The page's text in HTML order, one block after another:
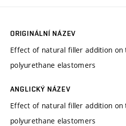
ORIGINÁLNÍ NÁZEV
Effect of natural filler addition
polyurethane elastomers
ANGLICKÝ NÁZEV
Effect of natural filler addition
polyurethane elastomers